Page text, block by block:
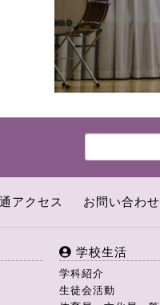
アクセス お問い合わせ
学校生活
学科紹介
生徒会活動